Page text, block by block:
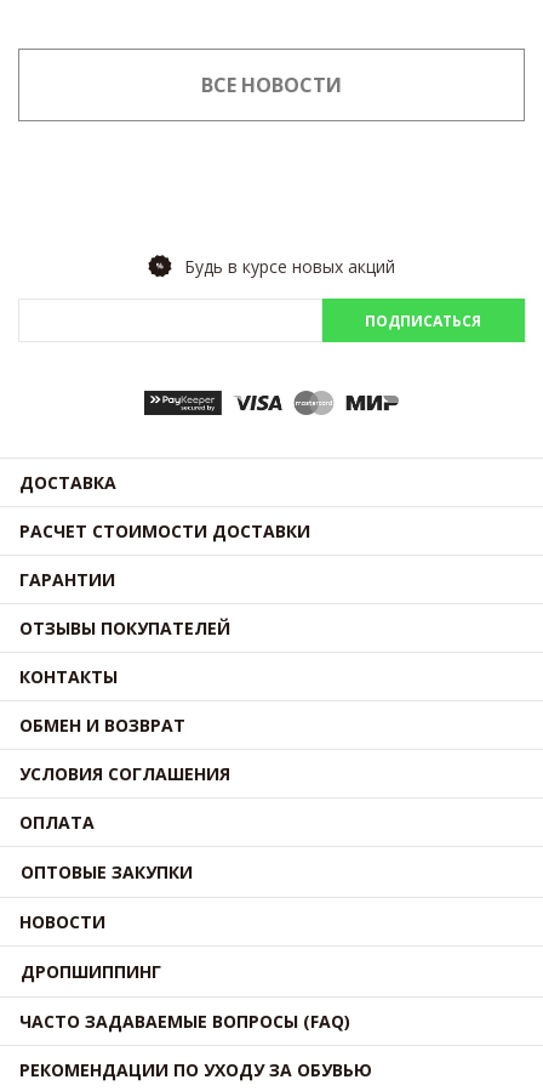
ВСЕ НОВОСТИ
Будь в курсе новых акций
ПОДПИСАТЬСЯ
ДОСТАВКА
РАСЧЕТ СТОИМОСТИ ДОСТАВКИ
ГАРАНТИИ
ОТЗЫВЫ ПОКУПАТЕЛЕЙ
КОНТАКТЫ
ОБМЕН И ВОЗВРАТ
УСЛОВИЯ СОГЛАШЕНИЯ
ОПЛАТА
ОПТОВЫЕ ЗАКУПКИ
НОВОСТИ
ДРОПШИППИНГ
ЧАСТО ЗАДАВАЕМЫЕ ВОПРОСЫ (FAQ)
РЕКОМЕНДАЦИИ ПО УХОДУ ЗА ОБУВЬЮ